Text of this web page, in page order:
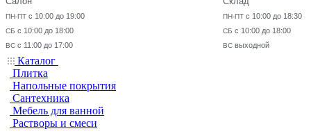
ПН-ПТ с 10:00 до 19:00
СБ с 10:00 до 18:00
ВС с 11:00 до 17:00
ПН-ПТ с 10:00 до 18:30
СБ с 10:00 до 18:00
ВС выходной
Каталог
Плитка
Напольные покрытия
Сантехника
Мебель для ванной
Растворы и смеси